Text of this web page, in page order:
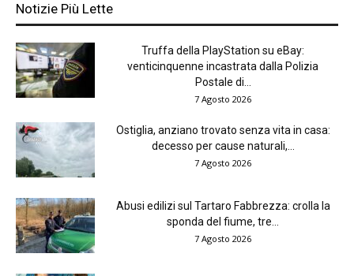
Notizie Più Lette
Truffa della PlayStation su eBay:
venticinquenne incastrata dalla Polizia
Postale di...
7 Agosto 2026
Ostiglia, anziano trovato senza vita in casa:
decesso per cause naturali,...
7 Agosto 2026
Abusi edilizi sul Tartaro Fabbrezza: crolla la
sponda del fiume, tre...
7 Agosto 2026